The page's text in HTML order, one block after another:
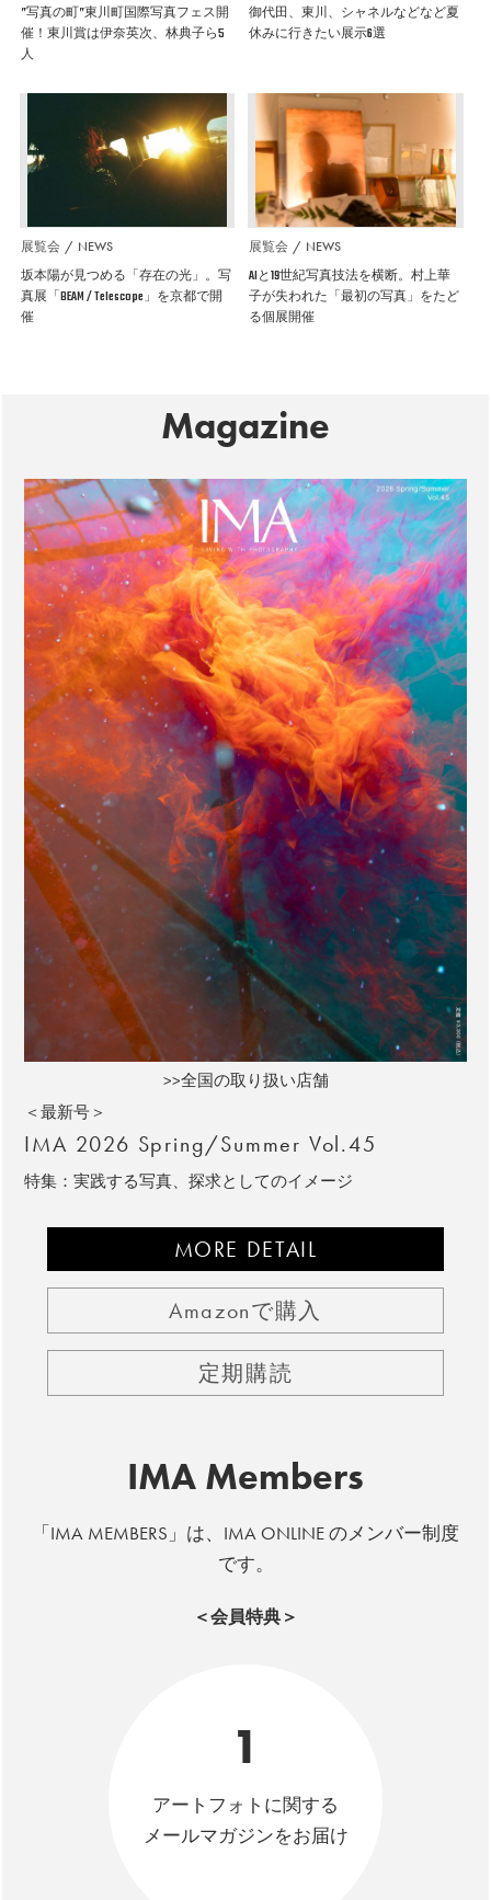
”写真の町”東川町国際写真フェス開
催！東川賞は伊奈英次、林典子ら5
人
御代田、東川、シャネルなどなど夏
休みに行きたい展示6選
展覧会 NEWS
坂本陽が見つめる「存在の光」。写
真展「BEAM / Telescope」を京都で開
催
展覧会 NEWS
AIと19世紀写真技法を横断。村上華
子が失われた「最初の写真」をたど
る個展開催
Magazine
>>全国の取り扱い店舗
＜最新号＞
IMA 2026 Spring/Summer Vol.45
特集：実践する写真、探求としてのイメージ
MORE DETAIL
Amazonで購入
定期購読
IMA Members
「IMA MEMBERS」は、IMA ONLINE のメンバー制度
です。
＜会員特典＞
1
アートフォトに関する
メールマガジンをお届け